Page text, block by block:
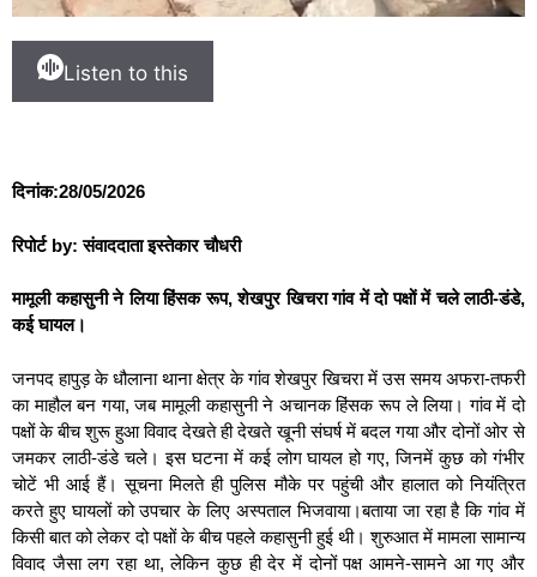
Listen to this
दिनांक:28/05/2026
रिपोर्ट by: संवाददाता इस्तेकार चौधरी
मामूली कहासुनी ने लिया हिंसक रूप, शेखपुर खिचरा गांव में दो पक्षों में चले लाठी-डंडे,
कई घायल।
जनपद हापुड़ के धौलाना थाना क्षेत्र के गांव शेखपुर खिचरा में उस समय अफरा-तफरी
का माहौल बन गया, जब मामूली कहासुनी ने अचानक हिंसक रूप ले लिया। गांव में दो
पक्षों के बीच शुरू हुआ विवाद देखते ही देखते खूनी संघर्ष में बदल गया और दोनों ओर से
जमकर लाठी-डंडे चले। इस घटना में कई लोग घायल हो गए, जिनमें कुछ को गंभीर
चोटें भी आई हैं। सूचना मिलते ही पुलिस मौके पर पहुंची और हालात को नियंत्रित
करते हुए घायलों को उपचार के लिए अस्पताल भिजवाया।बताया जा रहा है कि गांव में
किसी बात को लेकर दो पक्षों के बीच पहले कहासुनी हुई थी। शुरुआत में मामला सामान्य
विवाद जैसा लग रहा था, लेकिन कुछ ही देर में दोनों पक्ष आमने-सामने आ गए और